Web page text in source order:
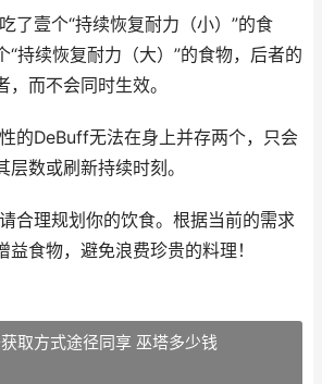
了壹个“持续恢复耐力（小）”的食
“持续恢复耐力（大）”的食物，后者的
而不会同时生效。
的DeBuff无法在身上并存两个，只会
数或刷新持续时刻。
合理规划你的饮食。根据当前的需求
益食物，避免浪费珍贵的料理！
取方式途径同享 巫塔多少钱